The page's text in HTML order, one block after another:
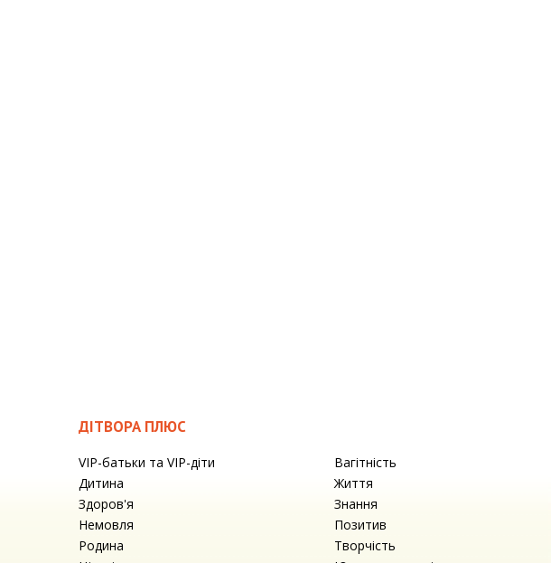
ДІТВОРА ПЛЮС
VIP-батьки та VIP-діти
Вагітність
Дитина
Життя
Здоров'я
Знання
Немовля
Позитив
Родина
Творчість